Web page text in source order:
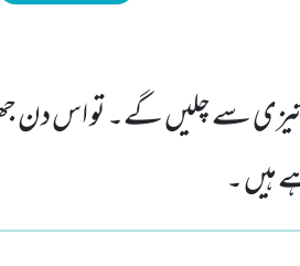
سے چلیں گے۔ تو اس دن
ہیں ۔